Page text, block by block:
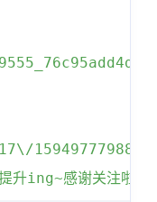
ing~感谢关注啦~\n